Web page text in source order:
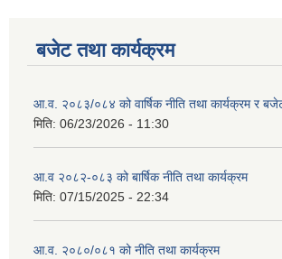
बजेट तथा कार्यक्रम
आ.व. २०८३/०८४ को वार्षिक नीति तथा कार्यक्रम र
मिति: 06/23/2026 - 11:30
आ.व २०८२-०८३ को बार्षिक नीति तथा कार्यक्रम
मिति: 07/15/2025 - 22:34
आ.व. २०८०/०८१ को नीति तथा कार्यक्रम